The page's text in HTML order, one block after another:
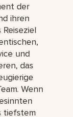
der
ihren
und
das
Wenn
tiefstem